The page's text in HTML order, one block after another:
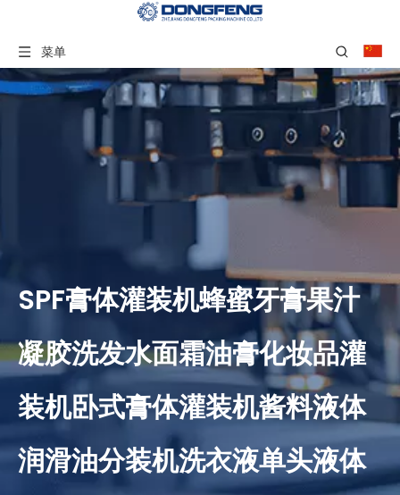
菜单
SPF膏体灌装机蜂蜜牙膏果汁
凝胶洗发水面霜油膏化妆品灌
装机卧式膏体灌装机酱料液体
润滑油分装机洗衣液单头液体